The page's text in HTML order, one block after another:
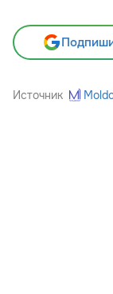
Источник